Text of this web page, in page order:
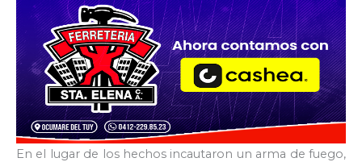
En el lugar de los hechos incautaron un arma de fuego,